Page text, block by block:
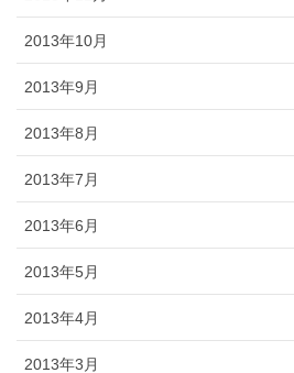
2013年10月
2013年9月
2013年8月
2013年7月
2013年6月
2013年5月
2013年4月
2013年3月